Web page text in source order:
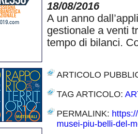
18/08/2016
A un anno
gestionale a venti
tempo di bilanci.
ARTICOLO
TAG ARTICOLO:
PERMALINK:
musei-piu-belli-del-